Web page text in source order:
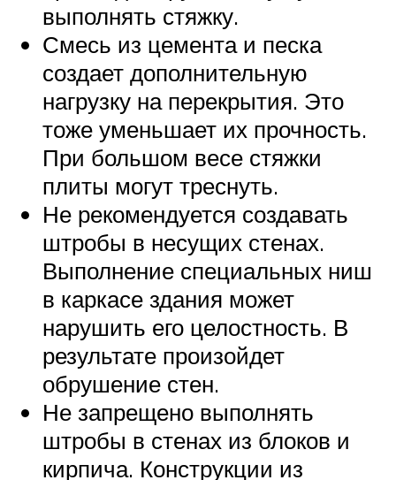
выполнять стяжку.
Смесь из цемента и песка
создает дополнительную
нагрузку на перекрытия. Это
тоже уменьшает их прочность.
При большом весе стяжки
плиты могут треснуть.
Не рекомендуется создавать
штробы в несущих стенах.
Выполнение специальных ниш
в каркасе здания может
нарушить его целостность. В
результате произойдет
обрушение стен.
Не запрещено выполнять
штробы в стенах из блоков и
кирпича. Конструкции из